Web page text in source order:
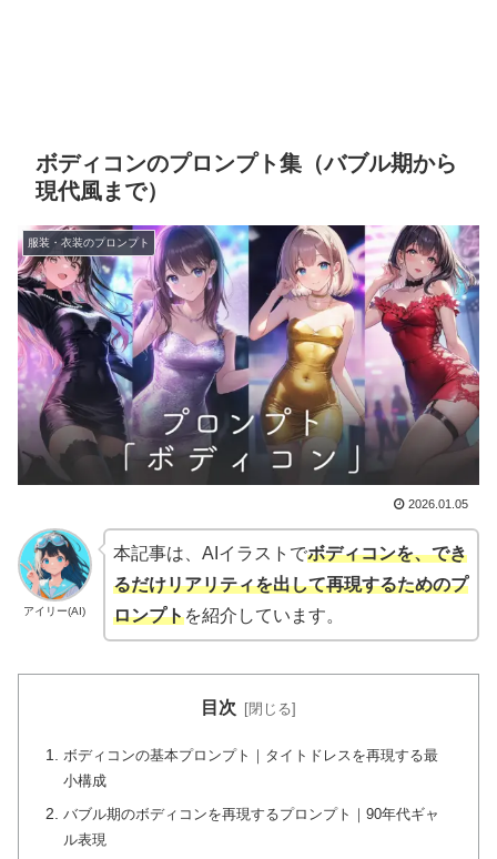
ボディコンのプロンプト集（バブル期から
現代風まで）
服装・衣装のプロンプト
2026.01.05
アイリー(AI)
本記事は、AIイラストでボディコンを、でき
るだけリアリティを出して再現するためのプ
ロンプトを紹介しています。
目次
ボディコンの基本プロンプト｜タイトドレスを再現する最
小構成
バブル期のボディコンを再現するプロンプト｜90年代ギャ
ル表現